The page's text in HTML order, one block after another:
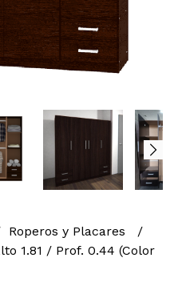
Roperos y Placares
1.81 / Prof. 0.44 (Color